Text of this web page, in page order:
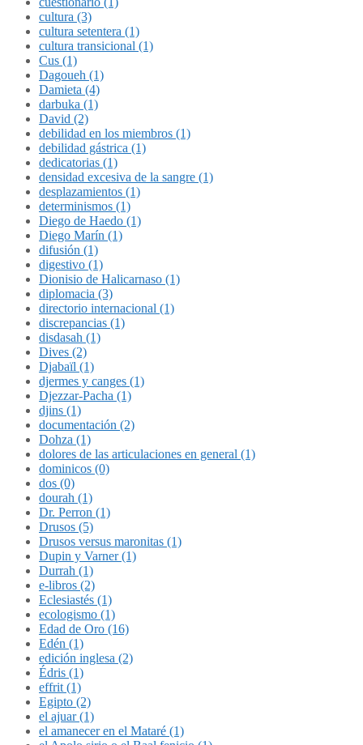
cultura (3)
cultura setentera (1)
cultura transicional (1)
Cus (1)
Dagoueh (1)
Damieta (4)
darbuka (1)
David (2)
debilidad en los miembros (1)
debilidad gástrica (1)
dedicatorias (1)
densidad excesiva de la sangre (1)
desplazamientos (1)
determinismos (1)
Diego de Haedo (1)
Diego Marín (1)
difusión (1)
digestivo (1)
Dionisio de Halicarnaso (1)
diplomacia (3)
directorio internacional (1)
discrepancias (1)
disdasah (1)
Dives (2)
Djabaïl (1)
djermes y canges (1)
Djezzar-Pacha (1)
djins (1)
documentación (2)
Dohza (1)
dolores de las articulaciones en general (1)
dominicos (0)
dos (0)
dourah (1)
Dr. Perron (1)
Drusos (5)
Drusos versus maronitas (1)
Dupin y Varner (1)
Durrah (1)
e-libros (2)
Eclesiastés (1)
ecologismo (1)
Edad de Oro (16)
Edén (1)
edición inglesa (2)
Édris (1)
effrit (1)
Egipto (2)
el ajuar (1)
el amanecer en el Mataré (1)